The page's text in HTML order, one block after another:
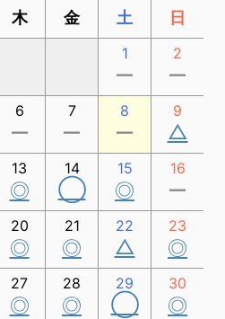
木 金 土 日
1
ー
2
ー
6
ー
7
ー
8
ー
9
△
13
◎
14
◯
15
◎
16
ー
20
◎
21
◎
22
△
23
◎
27
◎
28
◎
29
◯
30
◎